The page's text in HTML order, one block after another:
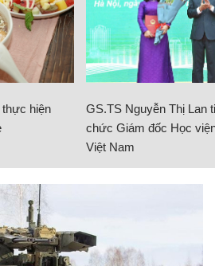
hiện
GS.TS Nguyễn Thị Lan
chức Giám đốc Học
Việt Nam